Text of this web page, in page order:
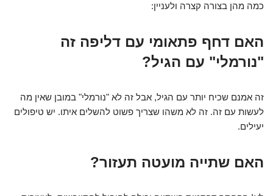
כמה מהן בצורה קצרה ולעניין:
האם דחף פתאומי עם דליפה זה
"נורמלי" עם הגיל?
זה אמנם שכיח יותר עם הגיל, אבל זה לא "נורמלי" במובן שאין מה
לעשות עם זה. זה לא משהו שצריך פשוט להשלים איתו. יש טיפולים
יעילים.
האם שתייה מועטה תעזור?